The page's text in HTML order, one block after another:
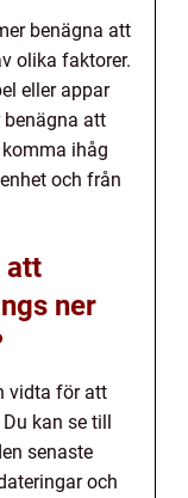
benägna att
olika faktorer.
eller appar
att
ihåg
och från
att
ner
vidta för att
kan se till
senaste
och